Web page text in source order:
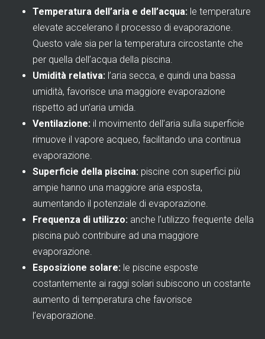
Temperatura dell’aria e dell’acqua: le temperature
elevate accelerano il processo di evaporazione.
Questo vale sia per la temperatura circostante che
per quella dell’acqua della piscina.
Umidità relativa: l’aria secca, e quindi una bassa
umidità, favorisce una maggiore evaporazione
rispetto ad un’aria umida.
Ventilazione: il movimento dell’aria sulla superficie
rimuove il vapore acqueo, facilitando una continua
evaporazione.
Superficie della piscina: piscine con superfici più
ampie hanno una maggiore aria esposta,
aumentando il potenziale di evaporazione.
Frequenza di utilizzo: anche l’utilizzo frequente della
piscina può contribuire ad una maggiore
evaporazione.
Esposizione solare: le piscine esposte
costantemente ai raggi solari subiscono un costante
aumento di temperatura che favorisce
l’evaporazione.